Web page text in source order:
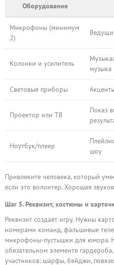
Оборудование
Микрофоны (минимум
2)
Колонки и усилитель
музыка
Световые приборы
Проектор или ТВ
Показ
Ноутбук/плеер
шоу
Привлеките человека, который
если это волонтер. Хорошая
Шаг 5. Реквизит, костюмы и
Реквизит создаёт игру. Нужны
номерами команд, фальшивые
микрофоны-пустышки для юмора.
обязательном элементе
участников: шарфы, бейджи,